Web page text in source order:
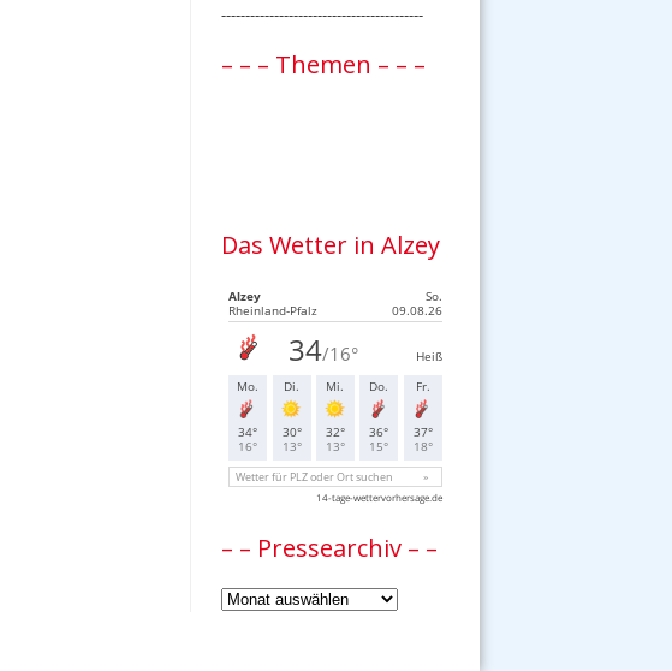
------------------------------------------
– – – Themen – – –
Das Wetter in Alzey
– – Pressearchiv – –